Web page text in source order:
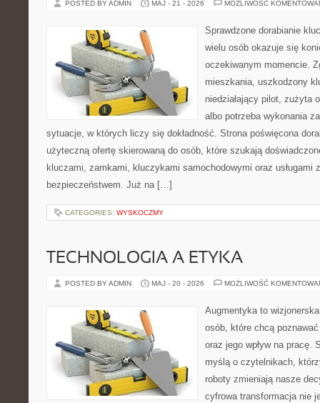
POSTED BY ADMIN MAJ - 21 - 2026 MOŻLIWOŚĆ
Sprawdzone dorabianie
wielu osób okazuje się
oczekiwanym momencie.
mieszkania, uszkodzony
niedziałający pilot, zużyta
albo potrzeba wykonania
sytuacje, w których liczy się dokładność. Strona poświęcona
użyteczną ofertę skierowaną do osób, które szukają
kluczami, zamkami, kluczykami samochodowymi oraz usługami
bezpieczeństwem. Już na […]
CATEGORIES: WYSKOCZMY
TECHNOLOGIA A ETYKA
POSTED BY ADMIN MAJ - 20 - 2026 MOŻLIWOŚĆ
Augmentyka to
osób, które chcą
oraz jego wpływ na pracę.
myślą o czytelnikach,
roboty zmieniają nasze
cyfrowa transformacja nie